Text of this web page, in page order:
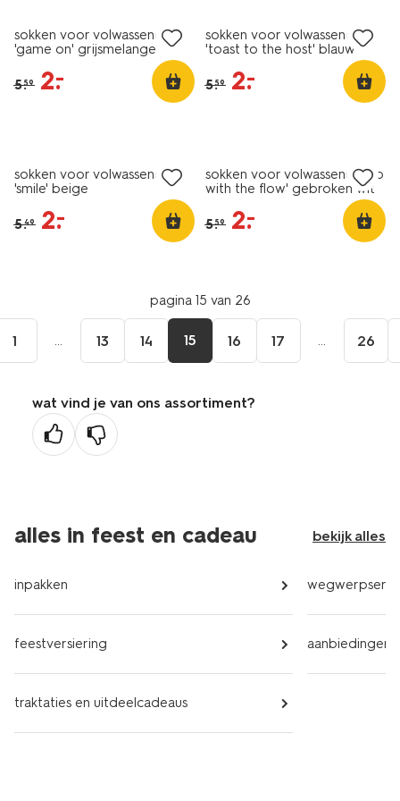
sokken voor volwassenen
'game on' grijsmelange
5.59 2.
–
sokken voor volwassenen
'toast to the host' blauw
5.59 2.
–
sokken voor volwassenen
'smile' beige
5.49 2.
–
sokken voor volwassenen 'go
with the flow' gebroken wit
5.59 2.
–
pagina 15 van 26
1 ... 13 14 15 16 17 ... 26
wat vind je van ons assortiment?
alles in feest en cadeau bekijk alles
inpakken
feestversiering
traktaties en uitdeelcadeaus
aanbiedingen